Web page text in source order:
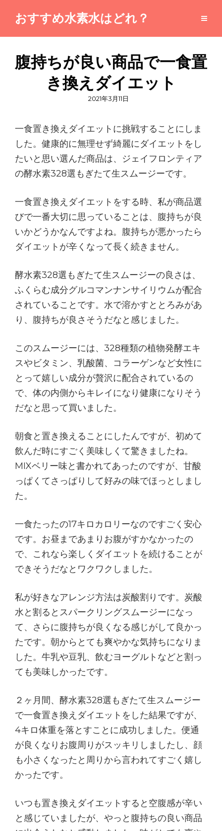
おすすめ水素水はどれ？
腹持ちが良い商品で一食置
き換えダイエット
投
2021年3月11日
一食置き換えダイエットに挑戦することにしま
した。健康的に無理せず綺麗にダイエットをし
たいと思い選んだ商品は、ジェイフロンティア
の酵水素328選もぎたて生スムージーです。
一食置き換えダイエットをする時、私が商品選
びで一番大切に思っていることは、腹持ちが良
いかどうかなんですよね。腹持ちが悪かったら
ダイエットが辛くなって長く続きません。
酵水素328選もぎたて生スムージーの良さは、
ふくらむ成分グルコマンナンサイリウムが配合
されていることです。水で溶かすととろみがあ
り、腹持ちが良さそうだなと感じました。
このスムージーには、328種類の植物発酵エキ
スやビタミン、乳酸菌、コラーゲンなど女性に
とって嬉しい成分が贅沢に配合されているの
で、体の内側からキレイになり健康になりそう
だなと思って買いました。
朝食と置き換えることにしたんですが、初めて
飲んだ時にすごく美味しくて驚きましたね。
MIXベリー味と書かれてあったのですが、甘酸
っぱくてさっぱりして好みの味でほっとしまし
た。
一食たったの17キロカロリーなのですごく安心
です。お昼まであまりお腹がすかなかったの
で、これなら楽しくダイエットを続けることが
できそうだなとワクワクしました。
私が好きなアレンジ方法は炭酸割りです。炭酸
水と割るとスパークリングスムージーになっ
て、さらに腹持ちが良くなる感じがして良かっ
たです。朝からとても爽やかな気持ちになりま
した。牛乳や豆乳、飲むヨーグルトなどと割っ
ても美味しかったです。
２ヶ月間、酵水素328選もぎたて生スムージー
で一食置き換えダイエットをした結果ですが、
4キロ体重を落とすことに成功しました。便通
が良くなりお腹周りがスッキリしましたし、顔
も小さくなったと周りから言われてすごく嬉し
かったです。
いつも置き換えダイエットすると空腹感が辛い
と感じていましたが、やっと腹持ちの良い商品